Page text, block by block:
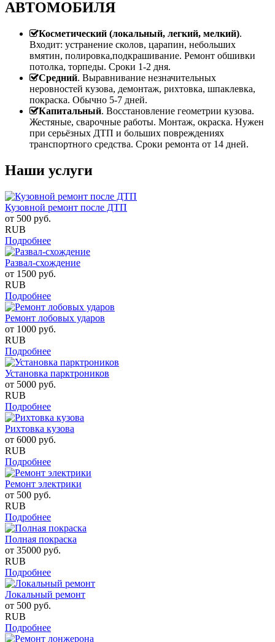
АВТОМОБИЛЯ
Косметический (локальный, легкий, мелкий).
Входит: устранение сколов, царапин, небольших
вмятин, полировка,подкрашивание. Ремонт обшивки
потолка, торпеды. Сроки 1-2 дня.
Средний. Выравнивание незначительных
неровностей кузова, демонтаж, рихтовка, шпаклевка,
покраска. Обычно 5-7 дней.
Капитальный. Восстановление геометрии кузова.
Жестяные, сварочные работы. Монтаж, окраска. Нужен
при серьёзных ДТП и больших повреждениях
транспортного средства. Сроки ремонта от 14 дней.
Наши услуги
Кузовной ремонт после ДТП
от 500 руб.
RUB
Подробнее
Развал-схождение
от 1500 руб.
RUB
Подробнее
Ремонт лобовых ударов
от 1000 руб.
RUB
Подробнее
Установка парктроников
от 5000 руб.
RUB
Подробнее
Рихтовка кузова
от 6000 руб.
RUB
Подробнее
Ремонт электрики
от 500 руб.
RUB
Подробнее
Полная покраска
от 35000 руб.
RUB
Подробнее
Локальный ремонт
от 500 руб.
RUB
Подробнее